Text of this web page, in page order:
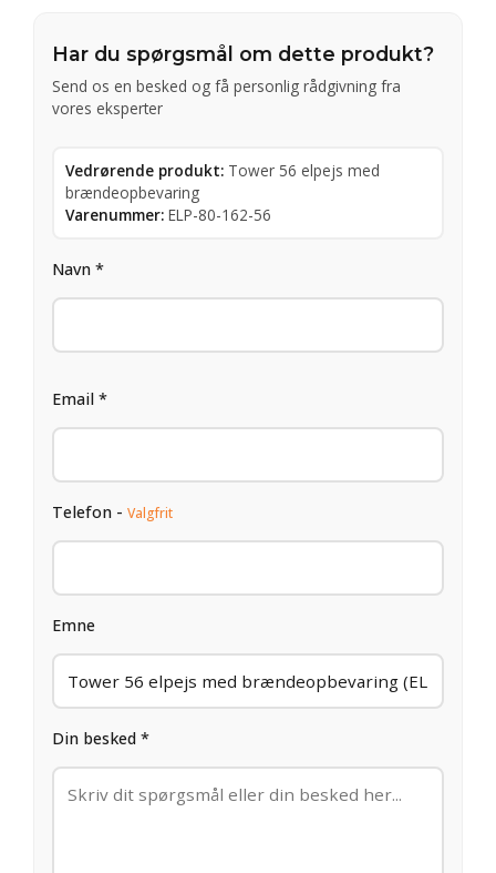
Har du spørgsmål om dette produkt?
Send os en besked og få personlig rådgivning fra
vores eksperter
Vedrørende produkt: Tower 56 elpejs med
brændeopbevaring
Varenummer: ELP-80-162-56
Navn *
Email *
Telefon - Valgfrit
Emne
Din besked *